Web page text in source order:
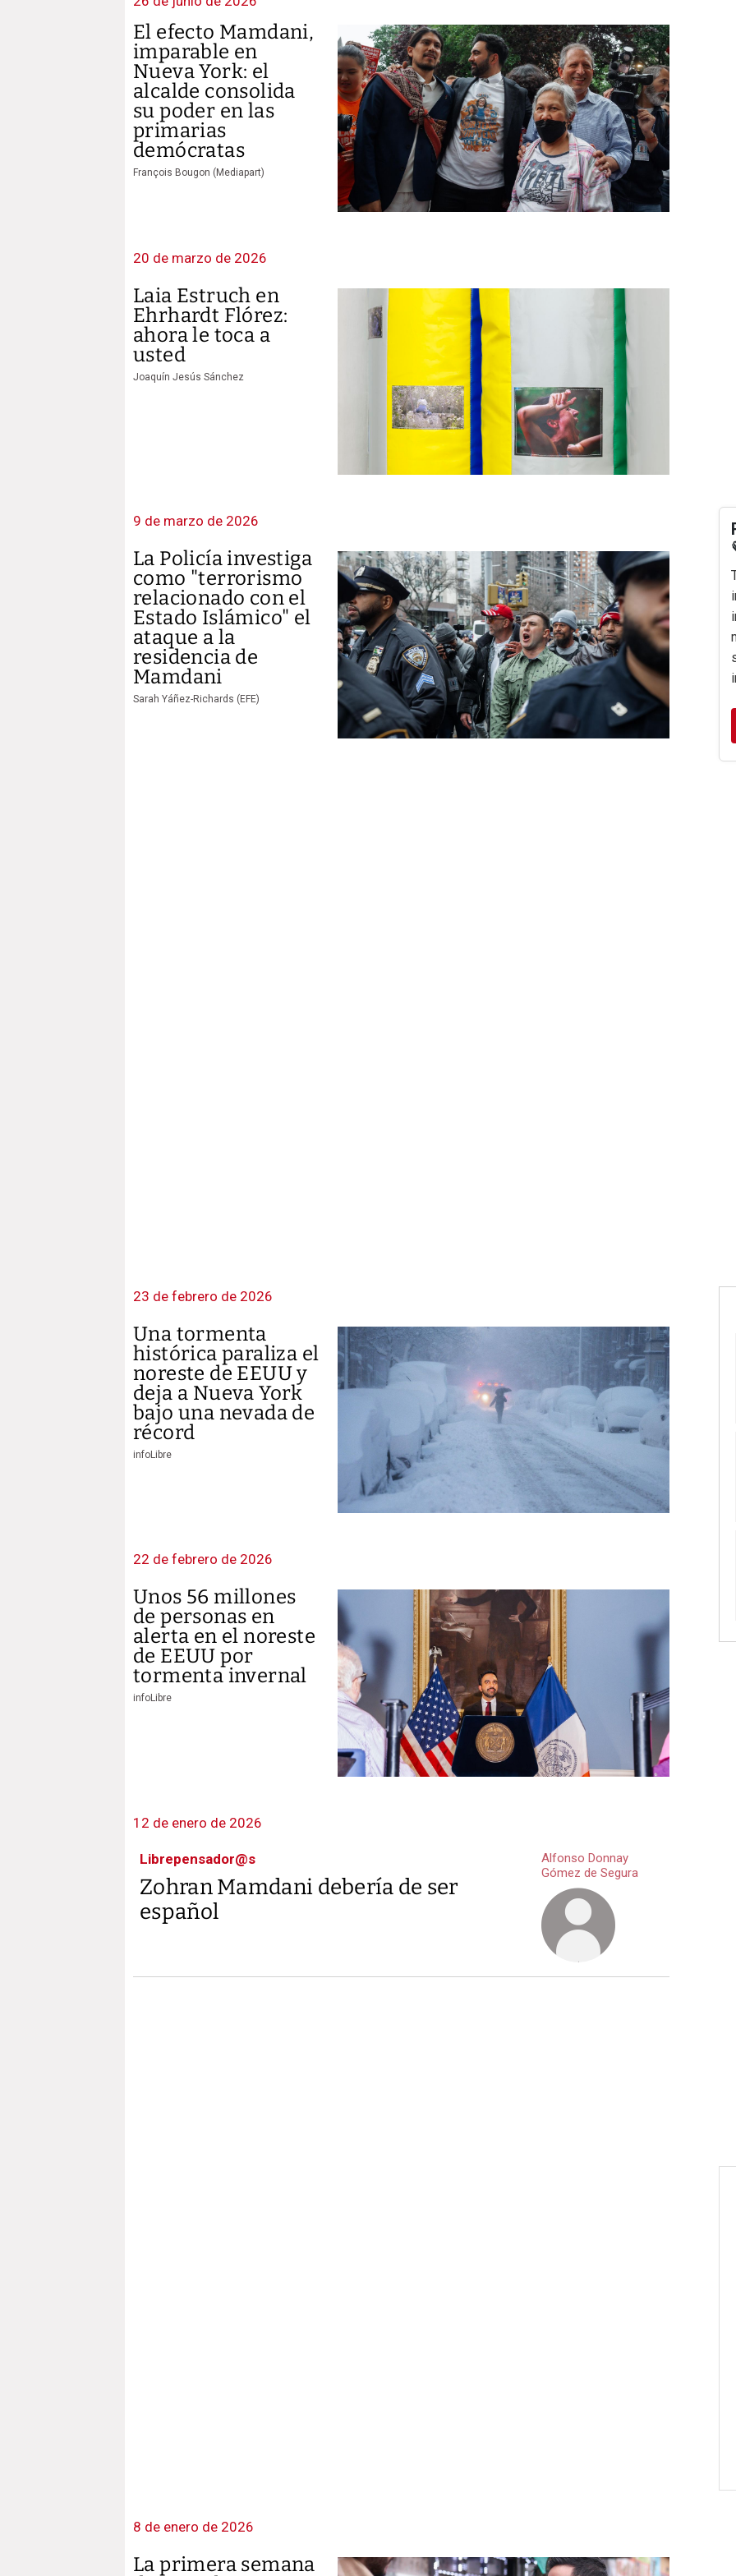
El efecto Mamdani,
imparable en
Nueva York: el
alcalde consolida
su poder en las
primarias
demócratas
François Bougon (Mediapart)
20 de marzo de 2026
Laia Estruch en
Ehrhardt Flórez:
ahora le toca a
usted
Joaquín Jesús Sánchez
9 de marzo de 2026
La Policía investiga
como "terrorismo
relacionado con el
Estado Islámico" el
ataque a la
residencia de
Mamdani
Sarah Yáñez-Richards (EFE)
23 de febrero de 2026
Una tormenta
histórica paraliza el
noreste de EEUU y
deja a Nueva York
bajo una nevada de
récord
infoLibre
22 de febrero de 2026
Unos 56 millones
de personas en
alerta en el noreste
de EEUU por
tormenta invernal
infoLibre
12 de enero de 2026
Librepensador@s
Zohran Mamdani debería de ser
español
Alfonso Donnay
Gómez de Segura
8 de enero de 2026
La primera semana